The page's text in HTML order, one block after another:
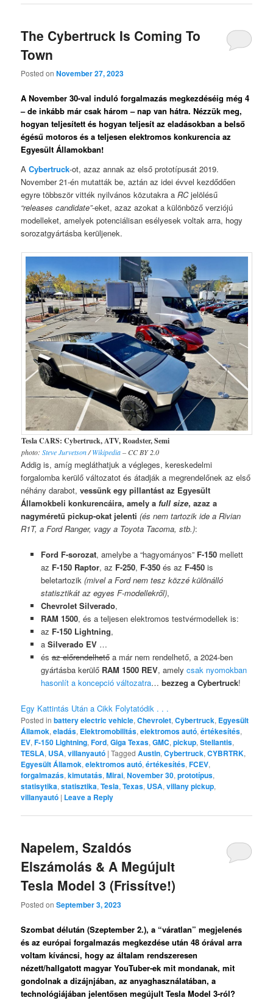
The Cybertruck Is Coming To
Town
Posted onNovember 27, 2023
A November 30-val induló forgalmazás megkezdéséig még 4
– de inkább már csak három – nap van hátra. Nézzük meg,
hogyan teljesített és hogyan teljesít az eladásokban a belső
égésű motoros és a teljesen elektromos konkurencia az
Egyesült Államokban!
ACybertruck-ot, azaz annak az első prototípusát 2019.
November 21-én mutatták be, aztán az idei évvel kezdődően
egyre többször vitték nyilvános közutakra aRCjelölésű
“releases candidate”-eket, azaz azokat a különböző verziójú
modelleket, amelyek potenciálisan esélyesek voltak arra, hogy
sorozatgyártásba kerüljenek.
Tesla CARS: Cybertruck, ATV, Roadster, Semi
photo: Steve Jurvetson/Wikipedia– CC BY 2.0
Addig is, amíg megláthatjuk a végleges, kereskedelmi
forgalomba kerülő változatot és átadják a megrendelőnek az első
néhány darabot,vessünk egy pillantást az Egyesült
Államokbeli konkurencáira, amely afull size, azaz a
nagyméretű pickup-okat jelenti (és nem tartozik ide a Rivian
R1T, a Ford Ranger, vagy a Toyota Tacoma, stb.):
Ford F-sorozat, amelybe a “hagyományos” F-150mellett
az F-150 Raptor, az F-250, F-350és az F-450is
beletartozik (mivel a Ford nem tesz közzé különálló
statisztikát az egyes F-modellekről),
Chevrolet Silverado,
RAM 1500, és a teljesen elektromos testvérmodellek is:
az F-150 Lightning,
a Silverado EV…
ésaz előrendelhetőa már nem rendelhető, a 2024-ben
gyártásba kerülő RAM 1500 REV, amely csak nyomokban
hasonlít a koncepció változatra… bezzeg a Cybertruck!
Egy Kattintás Után a Cikk Folytatódik . . .
Posted in battery electric vehicle,Chevrolet,Cybertruck, Egyesült
Államok,eladás, Elektromobilitás,elektromos autó,értékesítés,
EV,F-150 Lightning,Ford,Giga Texas,GMC,pickup,Stellantis,
TESLA, USA,villanyautó |Tagged Austin,Cybertruck,CYBRTRK,
Egyesült Államok,elektromos autó,értékesítés,FCEV,
forgalmazás,kimutatás,Mirai,November 30,prototípus,
statisytika,statisztika,Tesla,Texas, USA,villany pickup,
villanyautó | Leave a Reply
Napelem, Szaldós
Elszámolás & A Megújult
Tesla Model 3 (Frissítve!)
Posted onSeptember 3, 2023
Szombat délután (Szeptember 2.), a “váratlan” megjelenés
és az európai forgalmazás megkezdése után 48 órával arra
voltam kíváncsi, hogy az általam rendszeresen
nézett/hallgatott magyar YouTuber-ek mit mondanak, mit
gondolnak a dizájnjában, az anyaghasználatában, a
technológiájában jelentősen megújult Tesla Model 3-ról?